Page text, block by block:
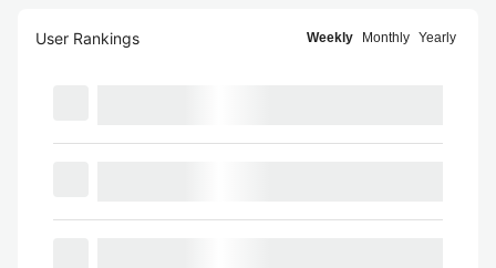
User Rankings Weekly Monthly Yearly